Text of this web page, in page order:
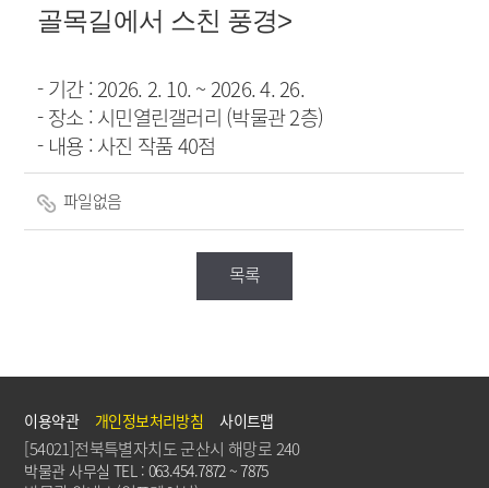
골목길에서 스친 풍경>
- 기간 : 2026. 2. 10. ~ 2026. 4. 26.
- 장소 : 시민열린갤러리 (박물관 2층)
- 내용 : 사진 작품 40점
파일없음
목록
이용약관 개인정보처리방침 사이트맵
[54021]전북특별자치도 군산시 해망로 240
박물관 사무실 TEL : 063.454.7872 ~ 7875